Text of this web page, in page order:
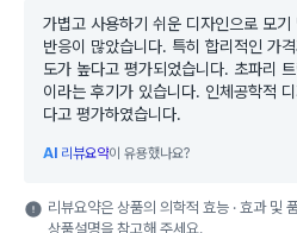
가볍고 사용하기 쉬운 디자인으로 모
반응이 많았습니다. 특히 합리적인 가
도가 높다고 평가되었습니다. 초파리
이라는 후기가 있습니다. 인체공학적
다고 평가하였습니다.
AI 리뷰요약이 유용했나요?
리뷰요약은 상품의 의학적 효능 · 효과 및
상품설명을 참고해 주세요.